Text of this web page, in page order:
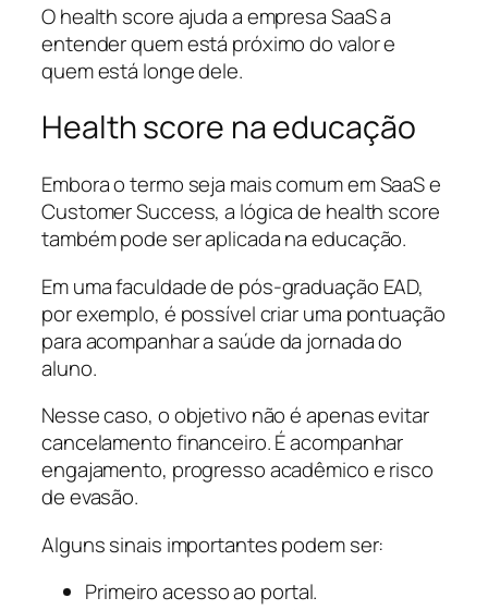
O health score ajuda a empresa SaaS a
entender quem está próximo do valor e
quem está longe dele.
Health score na educação
Embora o termo seja mais comum em SaaS e
Customer Success, a lógica de health score
também pode ser aplicada na educação.
Em uma faculdade de pós-graduação EAD,
por exemplo, é possível criar uma pontuação
para acompanhar a saúde da jornada do
aluno.
Nesse caso, o objetivo não é apenas evitar
cancelamento financeiro. É acompanhar
engajamento, progresso acadêmico e risco
de evasão.
Alguns sinais importantes podem ser:
Primeiro acesso ao portal.